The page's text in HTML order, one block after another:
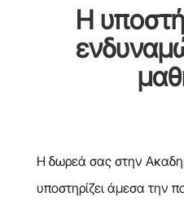
Η
Η δωρεά σας στην
υποστηρίζει άμεσα την